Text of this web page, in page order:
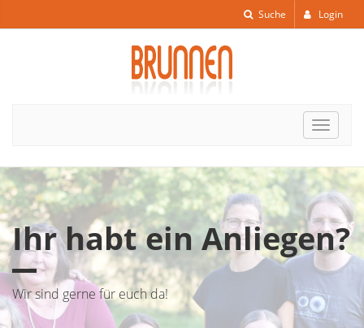
Suche Login
Toggle
Ihr habt ein Anliegen?
Wir sind gerne für euch da!